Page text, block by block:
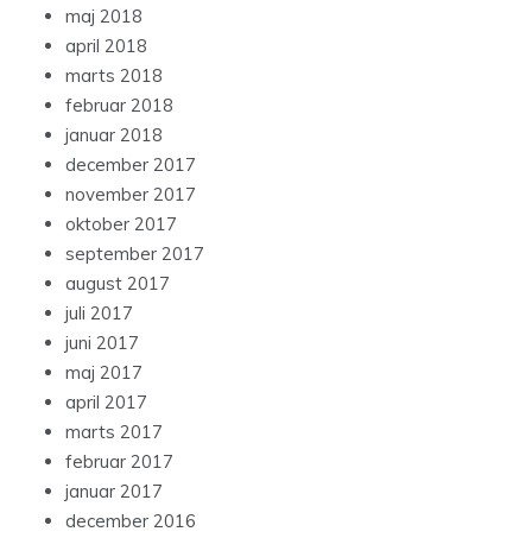
maj 2018
april 2018
marts 2018
februar 2018
januar 2018
december 2017
november 2017
oktober 2017
september 2017
august 2017
juli 2017
juni 2017
maj 2017
april 2017
marts 2017
februar 2017
januar 2017
december 2016